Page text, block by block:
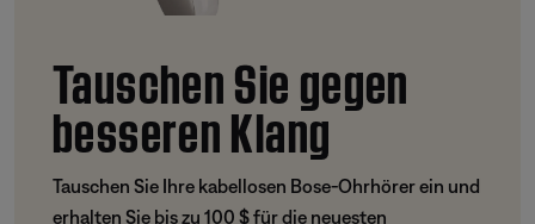
Tauschen Sie gegen
besseren Klang
Tauschen Sie Ihre kabellosen Bose-Ohrhörer ein und
erhalten Sie bis zu 100 $ für die neuesten